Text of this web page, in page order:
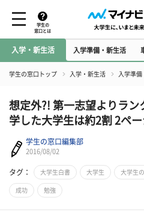
学生の
窓口とは
入学・新生活 入学準備・新生活
学生の窓口トップ 入学・新生活 入学準備
想定外?! 第一志望よりラ
学した大学生は約2割 2ペー
学生の窓口編集部
2016/08/02
タグ： 大学生白書 大学生 大学生
成功 勉強